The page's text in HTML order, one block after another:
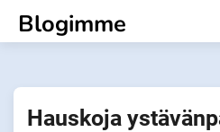
sisältöön
Blogimme
Tietoa Meistä
Hauskoja